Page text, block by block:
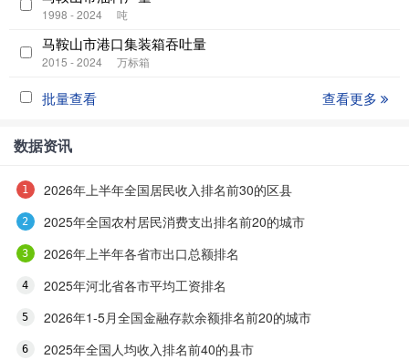
1998 - 2024 吨
马鞍山市港口集装箱吞吐量
2015 - 2024 万标箱
批量查看 查看更多
数据资讯
2026年上半年全国居民收入排名前30的区县
2025年全国农村居民消费支出排名前20的城市
2026年上半年各省市出口总额排名
2025年河北省各市平均工资排名
2026年1-5月全国金融存款余额排名前20的城市
2025年全国人均收入排名前40的县市